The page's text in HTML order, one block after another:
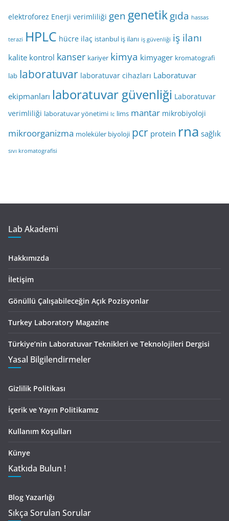
elektroforez Enerji verimliliği gen genetikgıda hassas
terazi HPLC hücre ilaç istanbul iş ilanı iş güvenliği iş ilanı
kalite kontrol kanser kariyer kimya kimyager kromatografi
lab laboratuvar laboratuvar cihazları Laboratuvar
ekipmanları laboratuvar güvenliği Laboratuvar
verimliliği laboratuvar yönetimi lc lims mantar mikrobiyoloji
mikroorganizma moleküler biyoloji pcr protein rna sağlık
sıvı kromatografisi
Lab Akademi
Hakkımızda
İletişim
Gönüllü Çalışabileceğin Açık Pozisyonlar
Turkey Laboratory Magazine
Türkiye’nin Laboratuvar Teknikleri ve Teknolojileri Dergisi
Yasal Bilgilendirmeler
Gizlilik Politikası
İçerik ve Yayın Politikamız
Kullanım Koşulları
Künye
Katkıda Bulun !
Blog Yazarlığı
Sıkça Sorulan Sorular